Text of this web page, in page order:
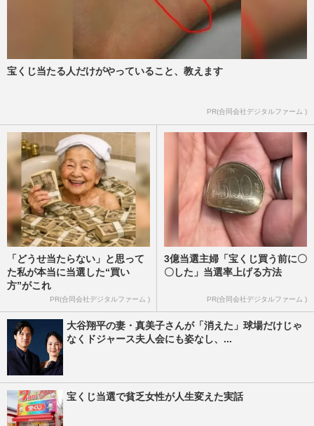
宝くじ当たる人だけがやっていること、教えます
PR(合同会社デジタルファーム )
「どうせ当たらない」と思って
た私が本当に当選した“買い
方”がこれ
PR(合同会社デジタルファーム )
3億当選主婦「宝くじ買う前に〇
〇した」当選率上げる方法
PR(合同会社デジタルファーム )
大谷翔平の妻・真美子さんが「消えた」球場だけじゃ
なくドジャース夫人会にも姿なし、...
宝くじ当選で貧乏女性が人生変えた実話